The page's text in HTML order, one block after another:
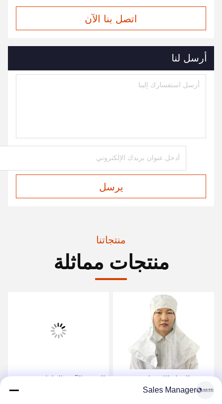
اتصل بنا الآن
أرسل لنا
يرسل
منتجاتنا
منتجات مماثلة
مصنع الغذاء الكهربائي
البوليستر المقاوم للغبار
الخوذة الآمنة العازلة من
Sales Manager